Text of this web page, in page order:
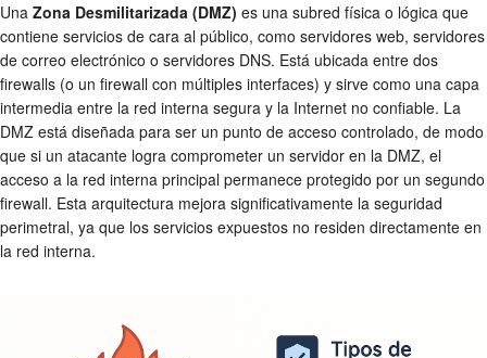
Una Zona Desmilitarizada (DMZ) es una subred física o lógica que
contiene servicios de cara al público, como servidores web, servidores
de correo electrónico o servidores DNS. Está ubicada entre dos
firewalls (o un firewall con múltiples interfaces) y sirve como una capa
intermedia entre la red interna segura y la Internet no confiable. La
DMZ está diseñada para ser un punto de acceso controlado, de modo
que si un atacante logra comprometer un servidor en la DMZ, el
acceso a la red interna principal permanece protegido por un segundo
firewall. Esta arquitectura mejora significativamente la seguridad
perimetral, ya que los servicios expuestos no residen directamente en
la red interna.